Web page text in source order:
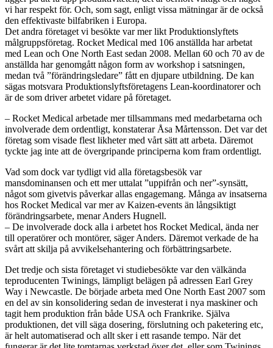
vi har respekt för. Och, som sagt, enligt vissa mätningar är de också
den effektivaste bilfabriken i Europa.
Det andra företaget vi besökte var mer likt Produktionslyftets
målgruppsföretag. Rocket Medical med 106 anställda har arbetat
med Lean och One North East sedan 2008. Mellan 60 och 70 av de
anställda har genomgått någon form av workshop i satsningen,
medan två ”förändringsledare” fått en djupare utbildning. De kan
sägas motsvara Produktionslyftsföretagens Lean-koordinatorer och
är de som driver arbetet vidare på företaget.
– Rocket Medical arbetade mer tillsammans med medarbetarna och
involverade dem ordentligt, konstaterar Åsa Mårtensson. Det var det
företag som visade flest likheter med vårt sätt att arbeta. Däremot
tyckte jag inte att de övergripande principerna kom fram ordentligt.
Vad som dock var tydligt vid alla företagsbesök var
mansdominansen och ett mer uttalat ”uppifrån och ner”-synsätt,
något som givetvis påverkar allas engagemang. Många av insatserna
hos Rocket Medical var mer av Kaizen-events än långsiktigt
förändringsarbete, menar Anders Hugnell.
– De involverade dock alla i arbetet hos Rocket Medical, ända ner
till operatörer och montörer, säger Anders. Däremot verkade de ha
svårt att skilja på avvikelsehantering och förbättringsarbete.
Det tredje och sista företaget vi studiebesökte var den välkända
teproducenten Twinings, lämpligt belägen på adressen Earl Grey
Way i Newcastle. De började arbeta med One North East 2007 som
en del av sin konsolidering sedan de investerat i nya maskiner och
tagit hem produktion från både USA och Frankrike. Själva
produktionen, det vill säga dosering, förslutning och paketering etc,
är helt automatiserad och allt sker i ett rasande tempo. När det